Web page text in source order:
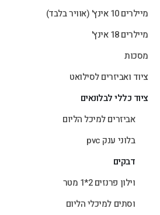
מיילרים 10 אינץ' (אוויר בלבד)
מיילרים 18 אינץ'
מסכות
ציוד ואביזרים לסילואט
ציוד כללי לבלונאים
אביזרים למיכל הליום
בלוני ענק pvc
דבקים
וילון פרנזים 2*1 מטר
וסתים למיכלי הליום